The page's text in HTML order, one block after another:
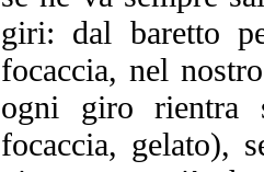
giri: dal baretto
focaccia, nel
ogni giro rientra
focaccia, gelato),